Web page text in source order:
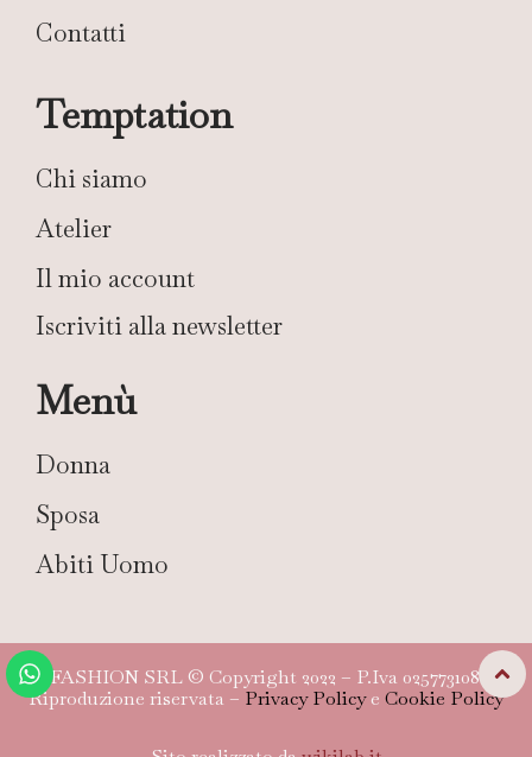
Contatti
Temptation
Chi siamo
Atelier
Il mio account
Iscriviti alla newsletter
Menù
Donna
Sposa
Abiti Uomo
TG FASHION SRL © Copyright 2022 – P.Iva 02577310804 –
Riproduzione riservata – Privacy Policye Cookie Policy